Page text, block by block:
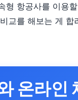
형 항공사를 이용
교를 해보는 게
온라인